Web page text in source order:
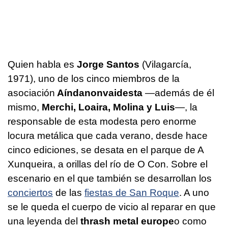
Quien habla es Jorge Santos (Vilagarcía,
1971), uno de los cinco miembros de la
asociación Aíndanonvaidesta —además de él
mismo, Merchi, Loaira, Molina y Luis—, la
responsable de esta modesta pero enorme
locura metálica que cada verano, desde hace
cinco ediciones, se desata en el parque de A
Xunqueira, a orillas del río de O Con. Sobre el
escenario en el que también se desarrollan los
conciertos de las fiestas de San Roque. A uno
se le queda el cuerpo de vicio al reparar en que
una leyenda del thrash metal europeo como